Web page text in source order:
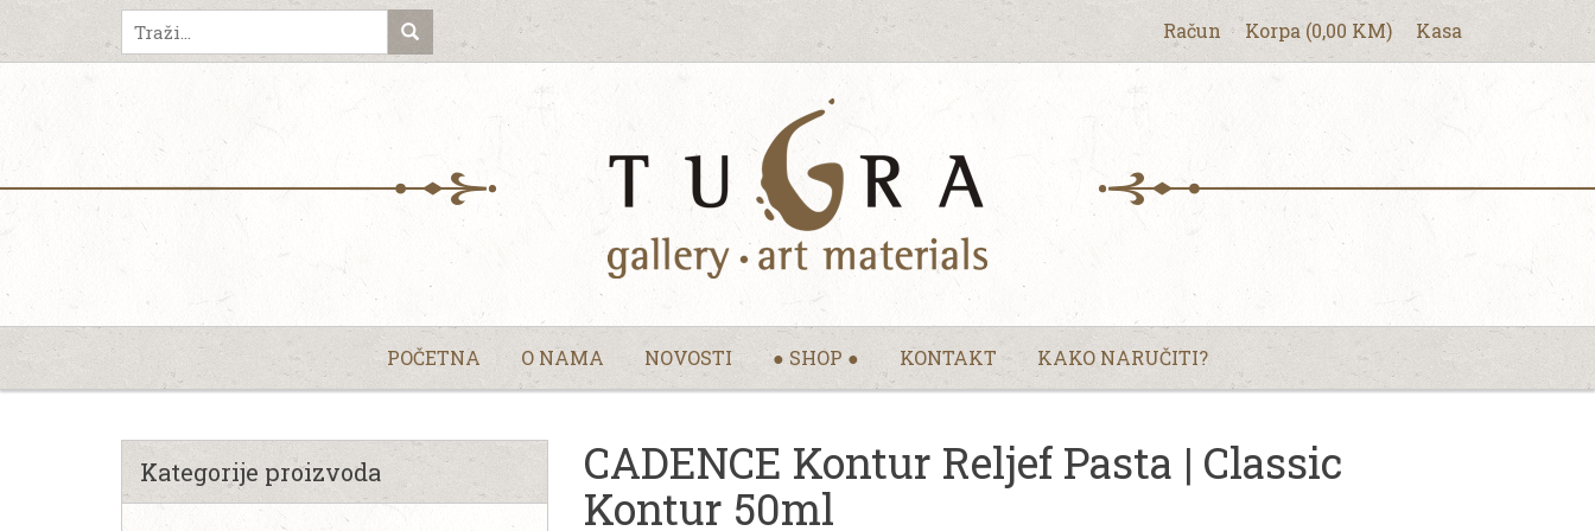
Račun Korpa (0,00 KM) Kasa
POČETNA O NAMA NOVOSTI ● SHOP ● KONTAKT KAKO NARUČITI?
CADENCE Kontur Reljef Pasta | Classic
Kontur 50ml
Kategorije proizvoda